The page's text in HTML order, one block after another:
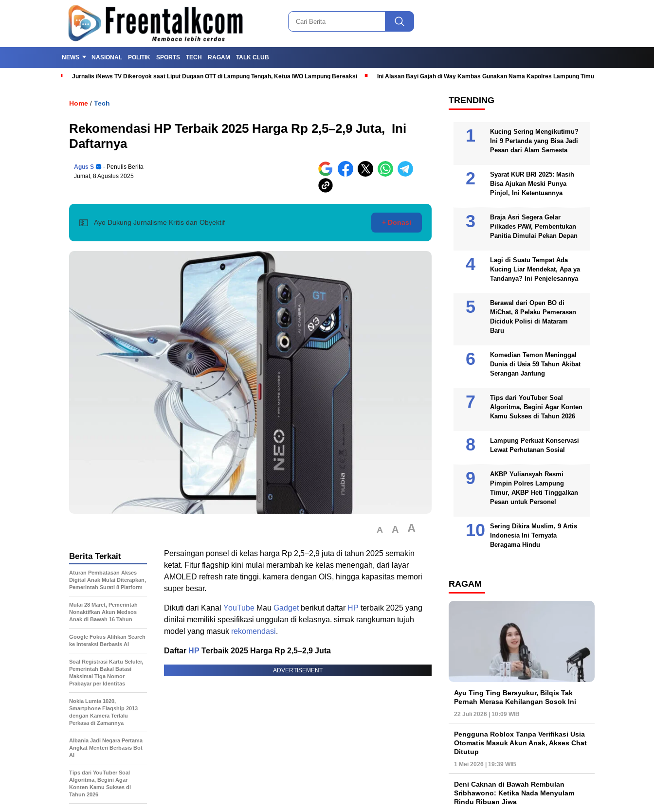
NEWS NASIONAL POLITIK SPORTS TECH RAGAM TALK CLUB
Jurnalis iNews TV Dikeroyok saat Liput Dugaan OTT di Lampung Tengah, Ketua IWO Lampung Bereaksi Ini Alasan Bayi Gajah di Way Kambas Gunakan Nama Kapolres Lampung Timur
Home / Tech
Rekomendasi HP Terbaik 2025 Harga Rp 2,5–2,9 Juta, Ini
Daftarnya
Agus S
- Penulis Berita
Jumat, 8 Agustus 2025
💵 Ayo Dukung Jurnalisme Kritis dan Obyektif + Donasi
A A A
Persaingan ponsel di kelas harga Rp 2,5–2,9 juta di tahun 2025 semakin
ketat. Fitur flagship kini mulai merambah ke kelas menengah, dari layar
AMOLED refresh rate tinggi, kamera dengan OIS, hingga kapasitas memori
super besar.
Dikuti dari Kanal YouTube Mau Gadgetberikut daftar HP terbaik 2025 yang
dinilai memiliki spesifikasi unggulan di kelasnya. simak rangkuman tujuh
model yang masuk rekomendasi.
Daftar HP Terbaik 2025 Harga Rp 2,5–2,9 Juta
ADVERTISEMENT
Berita Terkait
Aturan Pembatasan Akses
Digital Anak Mulai Diterapkan,
Pemerintah Surati 8 Platform
Mulai 28 Maret, Pemerintah
Nonaktifkan Akun Medsos
Anak di Bawah 16 Tahun
Google Fokus Alihkan Search
ke Interaksi Berbasis AI
Soal Registrasi Kartu Seluler,
Pemerintah Bakal Batasi
Maksimal Tiga Nomor
Prabayar per Identitas
Nokia Lumia 1020,
Smartphone Flagship 2013
dengan Kamera Terlalu
Perkasa di Zamannya
Albania Jadi Negara Pertama
Angkat Menteri Berbasis Bot
AI
Tips dari YouTuber Soal
Algoritma, Begini Agar
Konten Kamu Sukses di
Tahun 2026
TRENDING
Kucing Sering Mengikutimu?
Ini 9 Pertanda yang Bisa Jadi
Pesan dari Alam Semesta
Syarat KUR BRI 2025: Masih
Bisa Ajukan Meski Punya
Pinjol, Ini Ketentuannya
Braja Asri Segera Gelar
Pilkades PAW, Pembentukan
Panitia Dimulai Pekan Depan
Lagi di Suatu Tempat Ada
Kucing Liar Mendekat, Apa ya
Tandanya? Ini Penjelesannya
Berawal dari Open BO di
MiChat, 8 Pelaku Pemerasan
Diciduk Polisi di Mataram
Baru
Komedian Temon Meninggal
Dunia di Usia 59 Tahun Akibat
Serangan Jantung
Tips dari YouTuber Soal
Algoritma, Begini Agar Konten
Kamu Sukses di Tahun 2026
Lampung Perkuat Konservasi
Lewat Perhutanan Sosial
AKBP Yuliansyah Resmi
Pimpin Polres Lampung
Timur, AKBP Heti Tinggalkan
Pesan untuk Personel
Sering Dikira Muslim, 9 Artis
Indonesia Ini Ternyata
Beragama Hindu
RAGAM
Ayu Ting Ting Bersyukur, Bilqis Tak
Pernah Merasa Kehilangan Sosok Ini
22 Juli 2026 | 10:09 WIB
Pengguna Roblox Tanpa Verifikasi Usia
Otomatis Masuk Akun Anak, Akses Chat
Ditutup
1 Mei 2026 | 19:39 WIB
Deni Caknan di Bawah Rembulan
Sribhawono: Ketika Nada Menyulam
Rindu Ribuan Jiwa